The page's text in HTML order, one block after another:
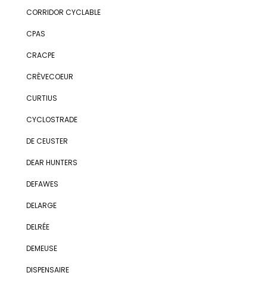
CORRIDOR CYCLABLE
CPAS
CRACPE
CRÈVECOEUR
CURTIUS
CYCLOSTRADE
DE CEUSTER
DEAR HUNTERS
DEFAWES
DELARGE
DELRÉE
DEMEUSE
DISPENSAIRE